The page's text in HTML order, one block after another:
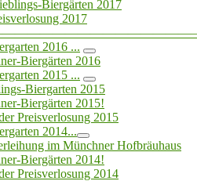
Biergärten 2017
2017
2016 ...
Biergärten 2016
2015 ...
Biergarten 2015
Biergärten 2015!
Preisverlosung 2015
2014...
im Münchner Hofbräuhaus
Biergärten 2014!
Preisverlosung 2014